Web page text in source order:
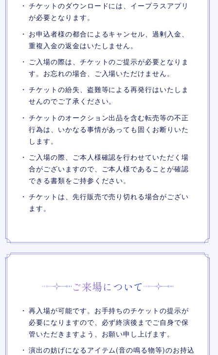
チケットのダウンロードには、イープラスアプリ
が必要となります。
お申込者様の都合によるキャンセル、過剰入金、
重複入金の返金はいたしません。
ご入場の際は、チケットのご提示が必要となりま
す。お忘れの場合、ご入場いただけません。
チケットの紛失、盗難等による再発行はいたしま
せんのでご了承ください。
チケットのオークション出品を含む転売等の不正
行為は、いかなる事情があっても固くお断りいた
します。
ご入場の際、ご本人様確認を行わせていただく場
合がございますので、ご本人様であることが確認
できる書類をご持参ください。
チケットは、先行販売で売り切れる場合がござい
ます。
ご来場について
再入場が可能です。お手持ちのチケットの提示が
必要になりますので、必ず終演後までご自身で保
管いただきますよう、お願い申し上げます。
演出の妨げになるアイテム(音の鳴る物等)のお持込